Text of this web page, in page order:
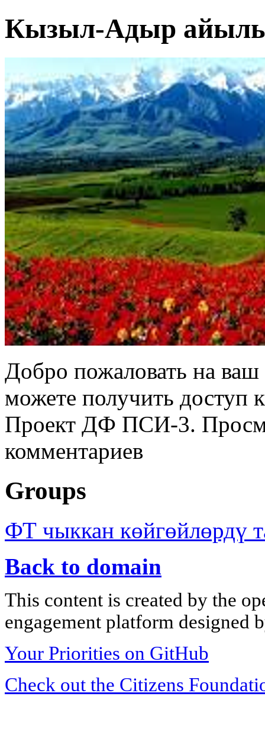
Кызыл-Адыр
Добро пожаловать на
можете получить доступ
Проект ДФ ПСИ-3.
комментариев
Groups
ФТ чыккан көйгөйлөрдү
Back to domain
This content is created by the
engagement platform designed
Your Priorities on GitHub
Check out the Citizens